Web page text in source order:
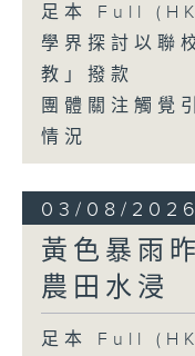
足本 Full
學界探討以聯
教」撥款
團體關注觸覺
情況
03/08/2026
黃色暴雨
農田水浸
足本 Full